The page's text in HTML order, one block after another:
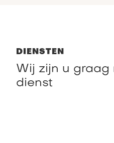
DIENSTEN
Wij zijn u graag
dienst